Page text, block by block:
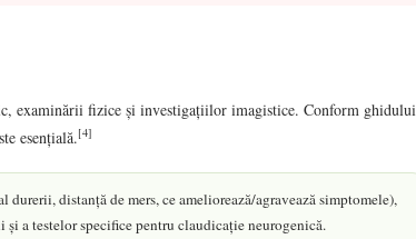
examinării fizice și investigațiilor imagistice. Conform ghidului
esențială.[4]
durerii, distanță de mers, ce ameliorează/agravează simptomele),
a testelor specifice pentru claudicație neurogenică.